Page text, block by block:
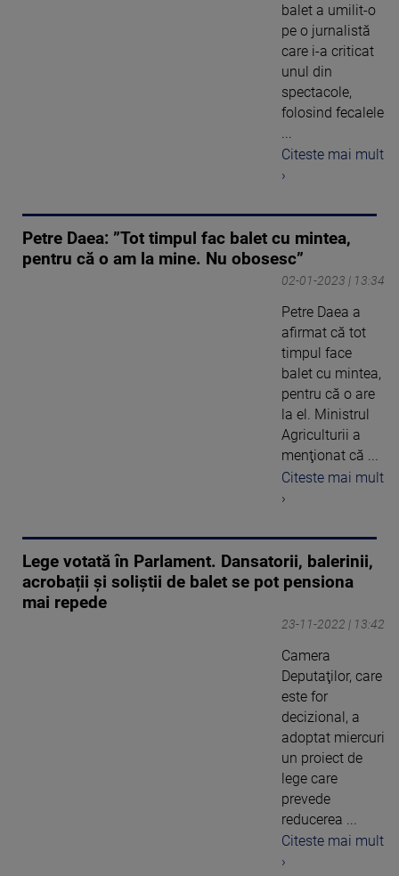
balet a umilit-o
pe o jurnalistă
care i-a criticat
unul din
spectacole,
folosind fecalele
Citeste mai mult
›
Petre Daea: ”Tot timpul fac balet cu mintea,
pentru că o am la mine. Nu obosesc”
02-01-2023 | 13:34
Petre Daea a
afirmat că tot
timpul face
balet cu mintea,
pentru că o are
la el. Ministrul
Agriculturii a
menţionat că ...
Citeste mai mult
›
Lege votată în Parlament. Dansatorii, balerinii,
acrobații şi soliştii de balet se pot pensiona
mai repede
23-11-2022 | 13:42
Camera
Deputaţilor, care
este for
decizional, a
adoptat miercuri
un proiect de
lege care
prevede
reducerea ...
Citeste mai mult
›